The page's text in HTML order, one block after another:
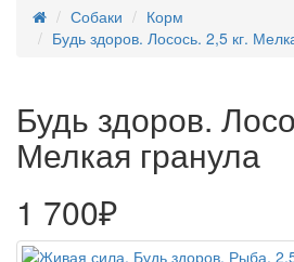
Собаки
Корм
Будь здоров. Лосось. 2,5 кг.
Будь здоров.
Мелкая гранула
1 700₽